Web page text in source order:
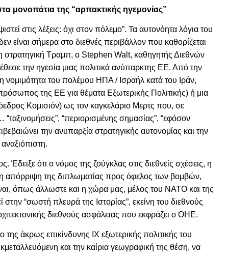
μονοπάτια της “αρπακτικής ηγεμονίας”
στις λέξεις: όχι στον πόλεμο”.Τα αυτονόητα λόγια του
σήμερα στο διεθνές περιβάλλον που καθορίζεται
στρατηγική Τραμπ, ο Stephen Walt, καθηγητής Διεθνών
την ηγεσία μιας πολιτικά ανύπαρκτης ΕΕ. Από την
του πολέμου ΗΠΑ / Ισραήλ κατά του Ιράν,
της ΕΕ για θέματα Εξωτερικής Πολιτικής) ή μια
Κομισιόν) ως τον καγκελάριο Μερτς που, σε
“περιορισμένης σημασίας”, “εφόσον
την ανυπαρξία στρατηγικής αυτονομίας και την
Έδειξε ότι ο νόμος της ζούγκλας στις διεθνείς σχέσεις, η
απόρριψη της διπλωματίας προς όφελος των βομβών,
όπως άλλωστε και η χώρα μας, μέλος του NATO και της
“σωστή πλευρά της Ιστορίας”, εκείνη του διεθνούς
διεθνούς ασφάλειας που εκφράζει ο ΟΗΕ.
άκρως επικίνδυνης ΙΧ εξωτερικής πολιτικής του
και την καίρια γεωγραφική της θέση, να